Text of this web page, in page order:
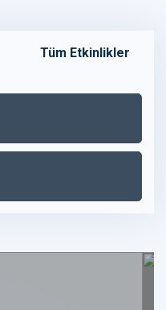
Tüm Etkinlikler